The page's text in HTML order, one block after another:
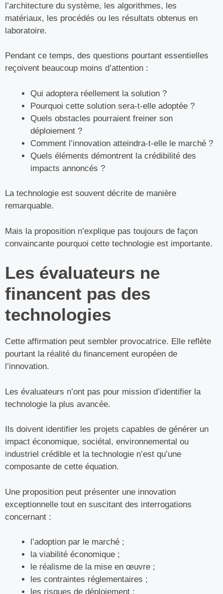
l’architecture du système, les algorithmes, les
matériaux, les procédés ou les résultats obtenus en
laboratoire.
Pendant ce temps, des questions pourtant essentielles
reçoivent beaucoup moins d’attention :
Qui adoptera réellement la solution ?
Pourquoi cette solution sera-t-elle adoptée ?
Quels obstacles pourraient freiner son
déploiement ?
Comment l’innovation atteindra-t-elle le marché ?
Quels éléments démontrent la crédibilité des
impacts annoncés ?
La technologie est souvent décrite de manière
remarquable.
Mais la proposition n’explique pas toujours de façon
convaincante pourquoi cette technologie est importante.
Les évaluateurs ne
financent pas des
technologies
Cette affirmation peut sembler provocatrice. Elle reflète
pourtant la réalité du financement européen de
l’innovation.
Les évaluateurs n’ont pas pour mission d’identifier la
technologie la plus avancée.
Ils doivent identifier les projets capables de générer un
impact économique, sociétal, environnemental ou
industriel crédible et la technologie n’est qu’une
composante de cette équation.
Une proposition peut présenter une innovation
exceptionnelle tout en suscitant des interrogations
concernant :
l’adoption par le marché ;
la viabilité économique ;
le réalisme de la mise en œuvre ;
les contraintes réglementaires ;
les risques de déploiement ;